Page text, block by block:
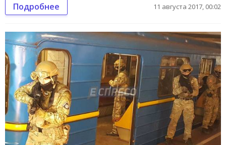
Подробнее 11 августа 2017, 00:02